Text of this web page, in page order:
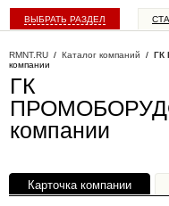
ВЫБРАТЬ РАЗДЕЛ
RMNT.RU / Каталог компаний / ГК
компании
ГК
компании
Карточка компании